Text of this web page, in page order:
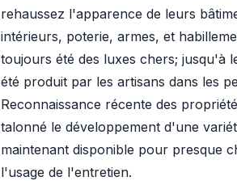
rehaussez l'apparence de leurs
intérieurs, poterie, armes, et
toujours été des luxes chers; jusqu'à
été produit par les artisans dans les
Reconnaissance récente des
talonné le développement d'une
maintenant disponible pour presque
l'usage de l'entretien.